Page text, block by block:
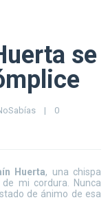
se
|
0
Huerta, una chispa
mi cordura. Nunca
de ánimo de esa